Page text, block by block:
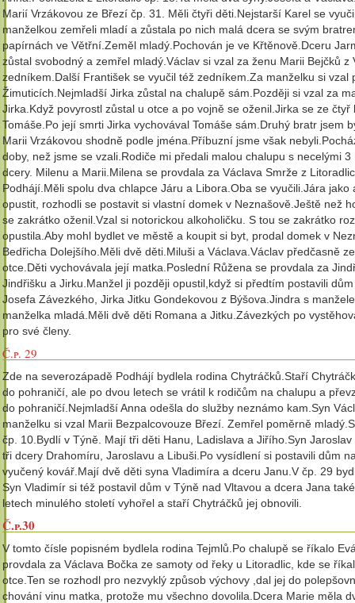
Marií Vrzákovou ze Březí čp. 31. Měli čtyři děti.Nejstarší Karel se
manželkou zemřeli mladí a zůstala po nich malá dcera se svým
papírnách ve Větřní.Zeměl mladý.Pochován je ve Křtěnově.Dceru
zůstal svobodný a zemřel mladý.Václav si vzal za ženu Marii Bejčků
zedníkem.Další František se vyučil též zedníkem.Za manželku si
Žimuticích.Nejmladší Jirka zůstal na chalupě sám.Později si vzal za
Jirka.Když povyrostl zůstal u otce a po vojně se oženil.Jirka se ze
Tomáše.Po její smrti Jirka vychovával Tomáše sám.Druhý bratr jsem
Marii Vrzákovou shodně podle jména.Příbuzní jsme však
doby, než jsme se vzali.Rodiče mi předali malou chalupu s necelými
dcery. Milenu a Marii.Milena se provdala za Václava Smrže z
Podhájí.Měli spolu dva chlapce Járu a Libora.Oba se vyučili.Jára
opustit, rozhodli se postavit si vlastní domek v Neznašově.Ještě než
se zakrátko oženil.Vzal si notorickou alkoholičku. S tou se zakrátko
opustila.Aby mohl bydlet ve městě a koupit si byt, prodal domek v
Bedřicha Dolejšího.Měli dvě děti.Miluši a Václava.Václav předčasně
otce.Děti vychovávala její matka.Poslední Růžena se provdala za
Jindřišku a Jirku.Manžel ji později opustil,když si předtím postavili
Josefa Závezkého, Jirka Jitku Gondekovou z Býšova.Jindra s
manželka mladá.Měli dvě děti Romana a Jitku.Závezkých po
pro své členy.
Č.p. 29
Zde na severozápadě Podhájí bydlela rodina Chytráčků.Staří
do pohraničí, ale po dvou letech se vrátil k rodičům na chalupu a
do pohraničí.Nejmladší Anna odešla do služby neznámo kam.Syn
manželku si vzal Marii Bezpalcovouze Březí. Zemřel poměrně
čp. 10.Bydlí v Týně. Mají tři děti Hanu, Ladislava a Jiřího.Syn
tři dcery Drahomíru, Jaroslavu a Libuši.Po vysídlení si postavili dům
vyučený kovář.Mají dvě děti syna Vladimíra a dceru Janu.V čp. 29
Syn Vladimír si též postavil dům v Týně nad Vltavou a dcera Jana
letech minulého století vyhořel a staří Chytráčků jej obnovili.
Č.p.30
V tomto čísle popisném bydlela rodina Tejmlů.Po chalupě se říkalo
provdala za Václava Bočka ze samoty od řeky u Litoradlic, kde se
otce.Ten se rozhodl pro nezvyklý způsob výchovy ,dal jej do
chování vinu matka, protože mu všechno dovolila.Dcera Marie měla